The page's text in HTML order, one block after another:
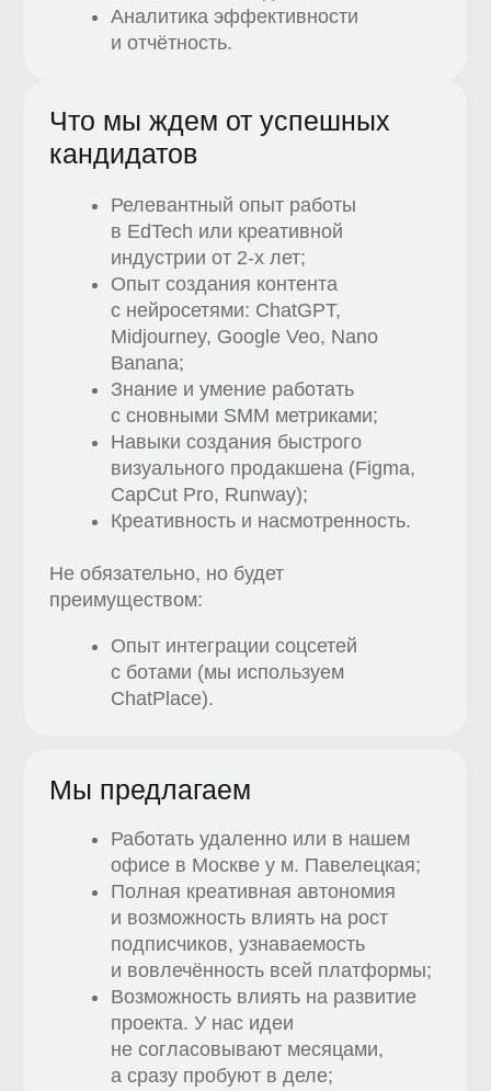
Banana;
Знание и умение работать
с сновными SMM метриками;
Креативность и насмотренность.
Не обязательно, но будет
Опыт интеграции соцсетей
с ботами (мы используем
Мы предлагаем
Работать удаленно или в нашем
офисе в Москве у м. Павелецкая;
Полная креативная автономия
и возможность влиять на рост
подписчиков, узнаваемость
и вовлечённость всей платформы;
Возможность влиять на развитие
проекта. У нас идеи
не согласовывают месяцами,
а сразу пробуют в деле;
их реализовать — мы открыты
к предложениям по улучшению
процессов и даже запуску новых
Открыто делиться обратной
связью — компания заботится
о состоянии сотрудников;
Профессионально расти
Fashion Factory, Psychodemia;
Активно обмениваться лучшими
холдинга Ultimate Education;
Чувствовать себя комфортно
в команде открытых и творческих
людей.
Присоединяйтесь
к команде